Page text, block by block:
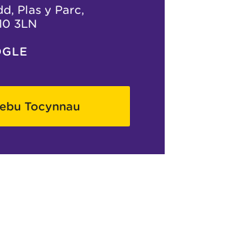
Plas y Parc,
3LN
Tocynnau